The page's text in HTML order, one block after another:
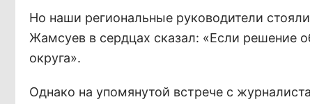
Но наши региональные руководители
Жамсуев в сердцах сказал: «Если решение
округа».
Однако на упомянутой встрече с